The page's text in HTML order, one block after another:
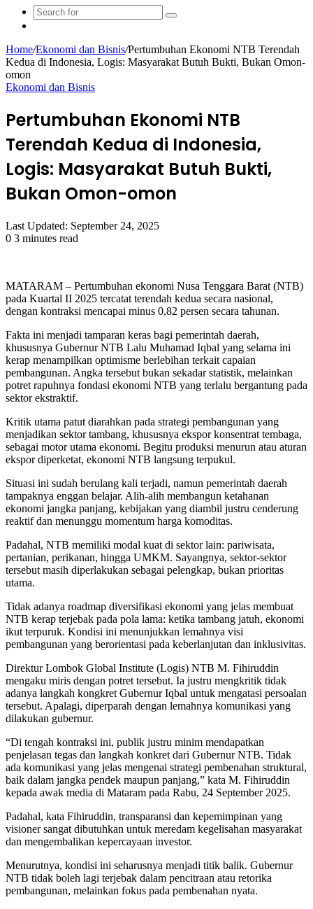
Search
Home/Ekonomi dan Bisnis/Pertumbuhan Ekonomi NTB Terendah
Kedua di Indonesia, Logis: Masyarakat Butuh Bukti, Bukan Omon-
omon
Ekonomi dan Bisnis
Pertumbuhan Ekonomi NTB
Terendah Kedua di Indonesia,
Logis: Masyarakat Butuh Bukti,
Bukan Omon-omon
Last Updated: September 24, 2025
0 3 minutes read
MATARAM – Pertumbuhan ekonomi Nusa Tenggara Barat (NTB)
pada Kuartal II 2025 tercatat terendah kedua secara nasional,
dengan kontraksi mencapai minus 0,82 persen secara tahunan.
Fakta ini menjadi tamparan keras bagi pemerintah daerah,
khususnya Gubernur NTB Lalu Muhamad Iqbal yang selama ini
kerap menampilkan optimisme berlebihan terkait capaian
pembangunan. Angka tersebut bukan sekadar statistik, melainkan
potret rapuhnya fondasi ekonomi NTB yang terlalu bergantung pada
sektor ekstraktif.
Kritik utama patut diarahkan pada strategi pembangunan yang
menjadikan sektor tambang, khususnya ekspor konsentrat tembaga,
sebagai motor utama ekonomi. Begitu produksi menurun atau aturan
ekspor diperketat, ekonomi NTB langsung terpukul.
Situasi ini sudah berulang kali terjadi, namun pemerintah daerah
tampaknya enggan belajar. Alih-alih membangun ketahanan
ekonomi jangka panjang, kebijakan yang diambil justru cenderung
reaktif dan menunggu momentum harga komoditas.
Padahal, NTB memiliki modal kuat di sektor lain: pariwisata,
pertanian, perikanan, hingga UMKM. Sayangnya, sektor-sektor
tersebut masih diperlakukan sebagai pelengkap, bukan prioritas
utama.
Tidak adanya roadmap diversifikasi ekonomi yang jelas membuat
NTB kerap terjebak pada pola lama: ketika tambang jatuh, ekonomi
ikut terpuruk. Kondisi ini menunjukkan lemahnya visi
pembangunan yang berorientasi pada keberlanjutan dan inklusivitas.
Direktur Lombok Global Institute (Logis) NTB M. Fihiruddin
mengaku miris dengan potret tersebut. Ia justru mengkritik tidak
adanya langkah kongkret Gubernur Iqbal untuk mengatasi persoalan
tersebut. Apalagi, diperparah dengan lemahnya komunikasi yang
dilakukan gubernur.
“Di tengah kontraksi ini, publik justru minim mendapatkan
penjelasan tegas dan langkah konkret dari Gubernur NTB. Tidak
ada komunikasi yang jelas mengenai strategi pembenahan struktural,
baik dalam jangka pendek maupun panjang,” kata M. Fihiruddin
kepada awak media di Mataram pada Rabu, 24 September 2025.
Padahal, kata Fihiruddin, transparansi dan kepemimpinan yang
visioner sangat dibutuhkan untuk meredam kegelisahan masyarakat
dan mengembalikan kepercayaan investor.
Menurutnya, kondisi ini seharusnya menjadi titik balik. Gubernur
NTB tidak boleh lagi terjebak dalam pencitraan atau retorika
pembangunan, melainkan fokus pada pembenahan nyata.